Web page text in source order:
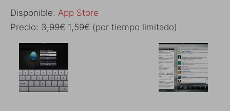
Disponible: App Store
Precio: 3,99€ 1,59€ (por tiempo limitado)